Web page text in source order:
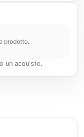
prodotto.
un acquisto.